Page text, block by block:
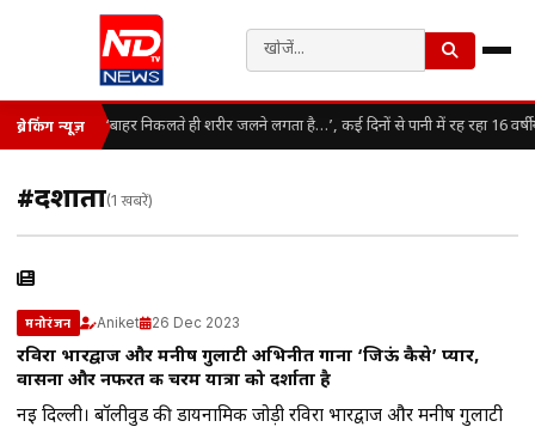
ब्रेकिंग न्यूज़ ‘बाहर निकलते ही शरीर जलने लगता है…’, कई दिनों से पानी में रह रहा 16
#दर्शाता(1 खबरें)
मनोरंजन Aniket 26 Dec 2023
रविरा भारद्वाज और मनीष गुलाटी अभिनीत गाना ‘जिऊं कैसे’ प्यार,
वासना और नफरत की चरम यात्रा को दर्शाता है
नई दिल्ली। बॉलीवुड की डायनामिक जोड़ी रविरा भारद्वाज और मनीष गुलाटी